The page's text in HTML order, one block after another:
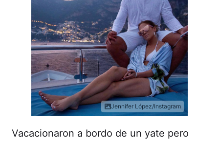
Jennifer López/Instagram
Vacacionaron a bordo de un yate pero